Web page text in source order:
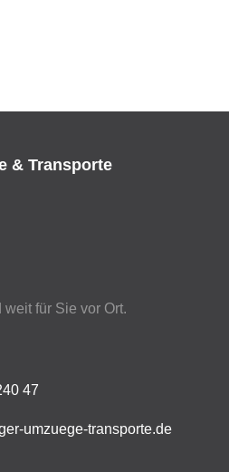
& Transporte
für Sie vor Ort.
47
umzuege-transporte.de